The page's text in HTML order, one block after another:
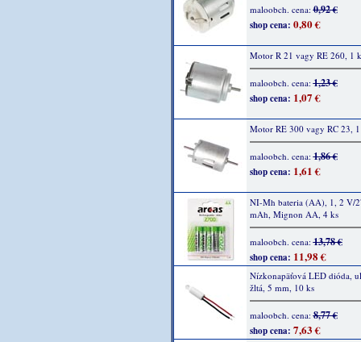
maloobch. cena:0,92 €
shop cena: 0,80 €
Motor R 21 vagy RE 260, 1
maloobch. cena:1,23 €
shop cena: 1,07 €
Motor RE 300 vagy RC 23,
maloobch. cena:1,86 €
shop cena: 1,61 €
NI-Mh bateria (AA), 1, 2 V/
mAh, Mignon AA, 4 ks
maloobch. cena:13,78 €
shop cena: 11,98 €
Nízkonapäťová LED dióda,
žltá, 5 mm, 10 ks
maloobch. cena:8,77 €
shop cena: 7,63 €